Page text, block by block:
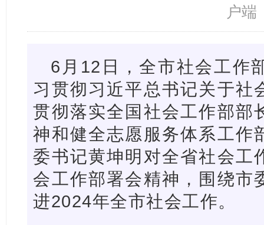
户端
6月12日，全市社会工作
习贯彻习近平总书记关于社
贯彻落实全国社会工作部部
神和健全志愿服务体系工作
委书记黄坤明对全省社会工
会工作部署会精神，围绕市
进2024年全市社会工作。